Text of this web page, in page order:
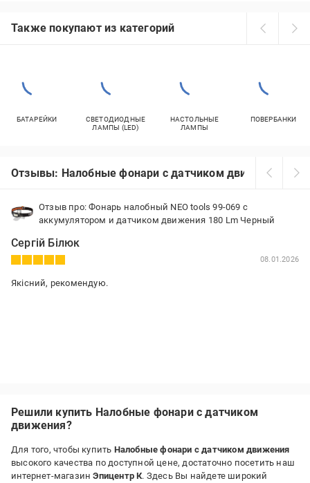
Также покупают из категорий
БАТАРЕЙКИ
СВЕТОДИОДНЫЕ
ЛАМПЫ (LED)
НАСТОЛЬНЫЕ
ЛАМПЫ
ПОВЕРБАНКИ
Отзывы: Налобные фонари с датчиком движения
Отзыв про: Фонарь налобный NEO tools 99-069 с
аккумулятором и датчиком движения 180 Lm Черный
Сергій Білюк
08.01.2026
Якісний, рекомендую.
Решили купить Налобные фонари с датчиком
движения?
Для того, чтобы купить Налобные фонари с датчиком движения
высокого качества по доступной цене, достаточно посетить наш
интернет-магазинЭпицентр К. Здесь Вы найдете широкий